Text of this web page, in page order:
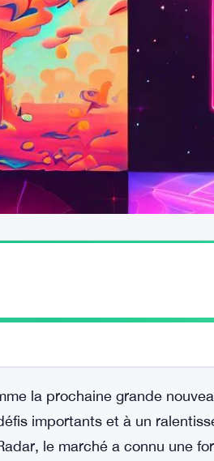
la prochaine grande
importants et à un
le marché a connu une